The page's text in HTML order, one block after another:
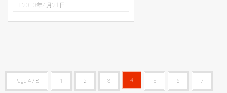
2010年4月21日
Page 4 / 8 1 2 3 4 5 6 7